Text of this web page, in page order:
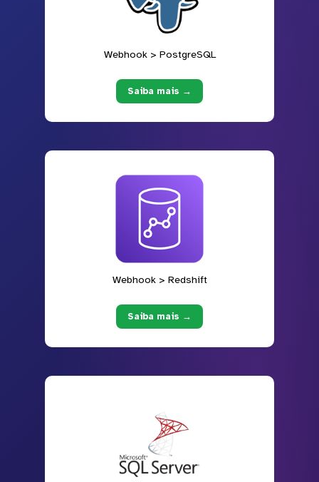
Webhook > PostgreSQL
Saiba mais →
Webhook > Redshift
Saiba mais →